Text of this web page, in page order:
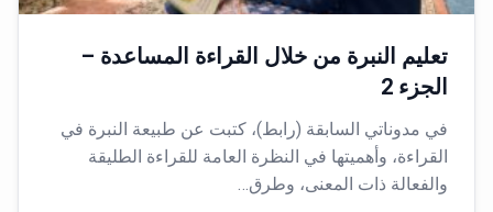
تعليم النبرة من خلال القراءة المساعدة –
الجزء 2
في مدوناتي السابقة (رابط)، كتبت عن طبيعة النبرة في
القراءة، وأهميتها في النظرة العامة للقراءة الطليقة
والفعالة ذات المعنى، وطرق…